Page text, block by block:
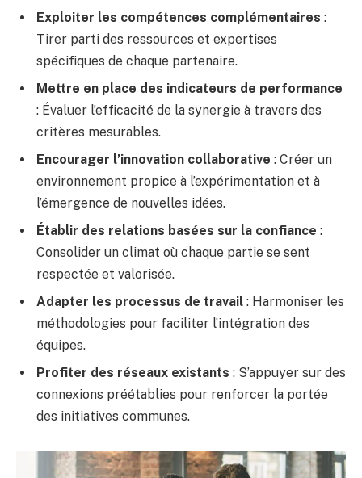
Exploiter les compétences complémentaires :
Tirer parti des ressources et expertises
spécifiques de chaque partenaire.
Mettre en place des indicateurs de performance
: Évaluer l’efficacité de la synergie à travers des
critères mesurables.
Encourager l’innovation collaborative : Créer un
environnement propice à l’expérimentation et à
l’émergence de nouvelles idées.
Établir des relations basées sur la confiance :
Consolider un climat où chaque partie se sent
respectée et valorisée.
Adapter les processus de travail : Harmoniser les
méthodologies pour faciliter l’intégration des
équipes.
Profiter des réseaux existants : S’appuyer sur des
connexions préétablies pour renforcer la portée
des initiatives communes.